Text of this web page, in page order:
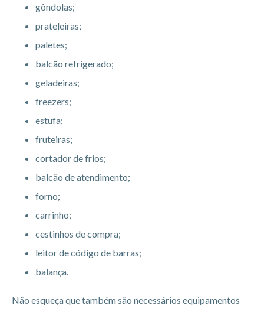
gôndolas;
prateleiras;
paletes;
balcão refrigerado;
geladeiras;
freezers;
estufa;
fruteiras;
cortador de frios;
balcão de atendimento;
forno;
carrinho;
cestinhos de compra;
leitor de código de barras;
balança.
Não esqueça que também são necessários equipamentos